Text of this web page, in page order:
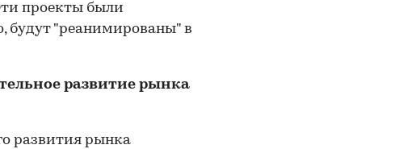
проекты были
будут "реанимированы" в
развитие рынка
развития рынка